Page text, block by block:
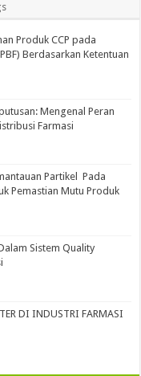
Produk CCP pada
Berdasarkan Ketentuan
Mengenal Peran
Farmasi
Partikel Pada
Pemastian Mutu Produk
Sistem Quality
DI INDUSTRI FARMASI